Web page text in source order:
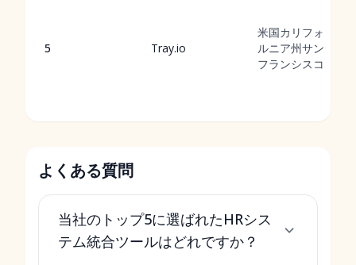
5 Tray.io
米国カリフォ
ルニア州サン
フランシスコ
よくある質問
当社のトップ5に選ばれたHRシス
テム統合ツールはどれですか？